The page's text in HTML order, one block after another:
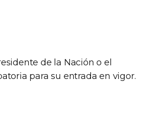
de la Nación o el
para su entrada en vigor.